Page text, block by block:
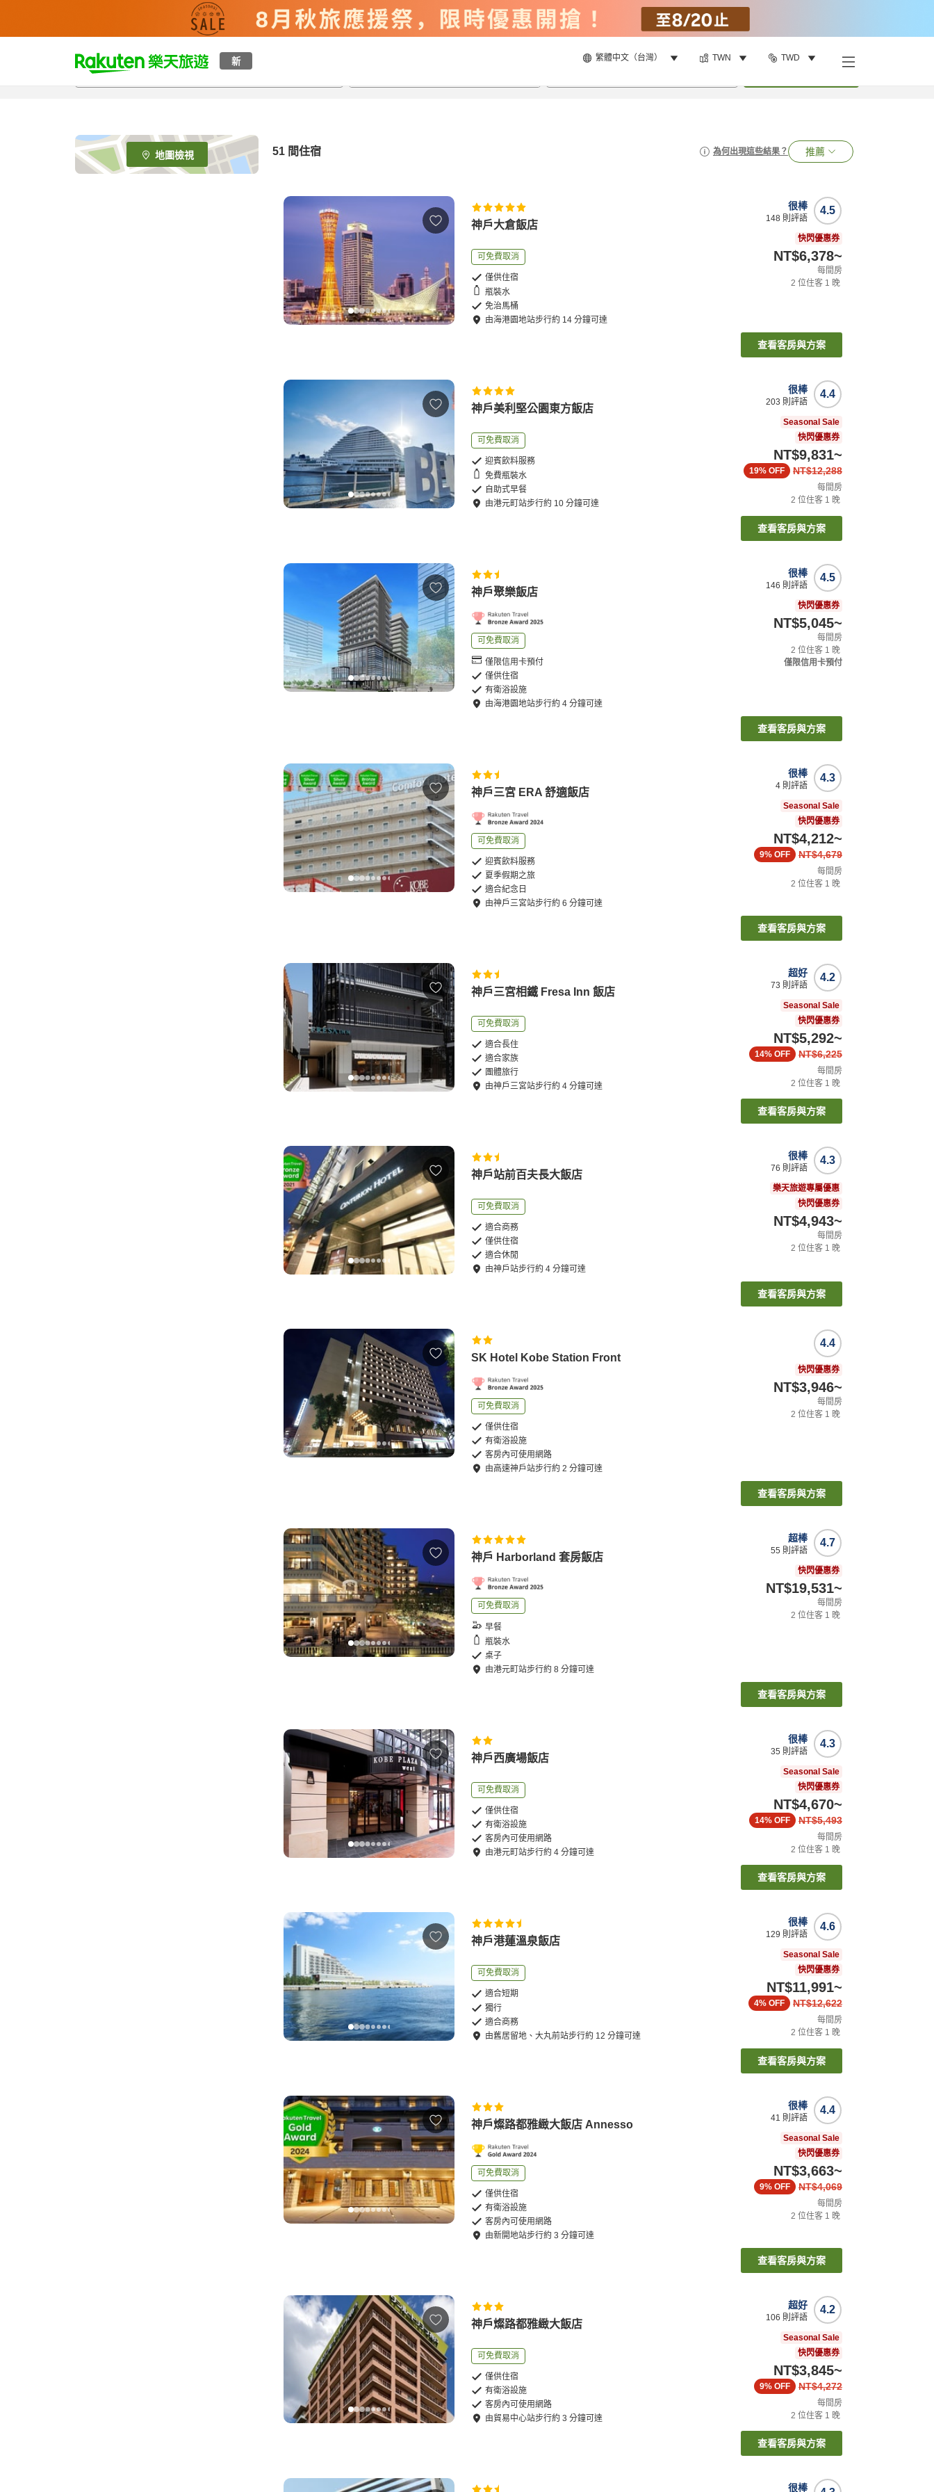
新 繁體中文（台灣） TWN TWD
t
p
e
_
s
地圖檢視 51 間住宿 為何出現這些結果？ 推薦
神戶大倉飯店
可免費取消
僅供住宿
瓶裝水
免治馬桶
由海港園地站步行約 14 分鐘可達
4.5
很棒
148 則評語
快閃優惠券
NT$6,378~
每間房
2 位住客 1 晚
查看客房與方案
神戶美利堅公園東方飯店
可免費取消
迎賓飲料服務
免費瓶裝水
自助式早餐
由港元町站步行約 10 分鐘可達
4.4
很棒
203 則評語
Seasonal Sale
快閃優惠券
NT$9,831~
NT$12,288
19% OFF
每間房
2 位住客 1 晚
查看客房與方案
神戶聚樂飯店
可免費取消
僅限信用卡預付
僅供住宿
有衛浴設施
由海港園地站步行約4 分鐘可達
4.5
很棒
146 則評語
快閃優惠券
NT$5,045~
每間房
2 位住客 1 晚
僅限信用卡預付
查看客房與方案
神戶三宮 ERA 舒適飯店
可免費取消
迎賓飲料服務
夏季假期之旅
適合紀念日
由神戶三宮站步行約6 分鐘可達
4.3
很棒
4 則評語
Seasonal Sale
快閃優惠券
NT$4,212~
NT$4,679
9% OFF
每間房
2 位住客 1 晚
查看客房與方案
神戶三宮相鐵 Fresa Inn 飯店
可免費取消
適合長住
適合家族
團體旅行
由神戶三宮站步行約4 分鐘可達
4.2
超好
73 則評語
Seasonal Sale
快閃優惠券
NT$5,292~
NT$6,225
14% OFF
每間房
2 位住客 1 晚
查看客房與方案
神戶站前百夫長大飯店
可免費取消
適合商務
僅供住宿
適合休閒
由神戶站步行約4 分鐘可達
4.3
很棒
76 則評語
樂天旅遊專屬優惠
快閃優惠券
NT$4,943~
每間房
2 位住客 1 晚
查看客房與方案
SK Hotel Kobe Station Front
可免費取消
僅供住宿
有衛浴設施
客房內可使用網路
由高速神戶站步行約2 分鐘可達
4.4
快閃優惠券
NT$3,946~
每間房
2 位住客 1 晚
查看客房與方案
神戶 Harborland 套房飯店
可免費取消
早餐
瓶裝水
桌子
由港元町站步行約8 分鐘可達
4.7
超棒
55 則評語
快閃優惠券
NT$19,531~
每間房
2 位住客 1 晚
查看客房與方案
神戶西廣場飯店
可免費取消
僅供住宿
有衛浴設施
客房內可使用網路
由港元町站步行約4 分鐘可達
4.3
很棒
35 則評語
Seasonal Sale
快閃優惠券
NT$4,670~
NT$5,493
14% OFF
每間房
2 位住客 1 晚
查看客房與方案
神戶港蓮溫泉飯店
可免費取消
適合短期
獨行
適合商務
由舊居留地、大丸前站步行約 12 分鐘可達
4.6
很棒
129 則評語
Seasonal Sale
快閃優惠券
NT$11,991~
NT$12,622
4% OFF
每間房
2 位住客 1 晚
查看客房與方案
神戶燦路都雅緻大飯店 Annesso
可免費取消
僅供住宿
有衛浴設施
客房內可使用網路
由新開地站步行約3 分鐘可達
4.4
很棒
41 則評語
Seasonal Sale
快閃優惠券
NT$3,663~
NT$4,069
9% OFF
每間房
2 位住客 1 晚
查看客房與方案
神戶燦路都雅緻大飯店
可免費取消
僅供住宿
有衛浴設施
客房內可使用網路
由貿易中心站步行約3 分鐘可達
4.2
超好
106 則評語
Seasonal Sale
快閃優惠券
NT$3,845~
NT$4,272
9% OFF
每間房
2 位住客 1 晚
查看客房與方案
很棒